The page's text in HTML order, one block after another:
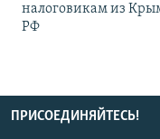
налоговикам из
РФ
ПРИСОЕДИНЯЙТЕСЬ!